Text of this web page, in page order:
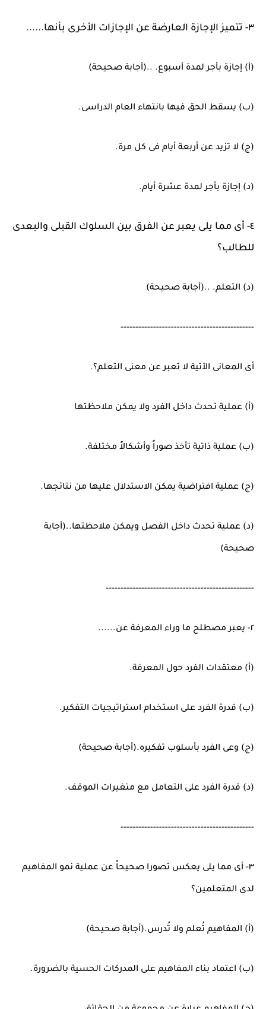
٣- تتميز الإجازة العارضة عن الإجازات الأخرى بأنها......
(أ) إجازة بأجر لمدة أسبوع. ..(أجابة صحيحة)
(ب) يسقط الحق فيها بانتهاء العام الدراسى.
(ج) لا تزيد عن أربعة أيام فى كل مرة.
(د) إجازة بأجر لمدة عشرة أيام.
٤- أى مما يلى يعبر عن الفرق بين السلوك القبلى والبعدى
للطالب؟
(د) التعلم. ..(أجابة صحيحة)
---------------------------------------------
أى المعانى الآتية لا تعبر عن معنى التعلم؟.
(أ) عملية تحدث داخل الفرد ولا يمكن ملاحظتها
(ب) عملية ذاتية تأخذ صوراً وأشكالاً مختلفة.
(ج) عملية افتراضية يمكن الاستدلال عليها من نتائجها.
(د) عملية تحدث داخل الفصل ويمكن ملاحظتها..(أجابة
صحيحة)
--------------------------------------------------
٢- يعبر مصطلح ما وراء المعرفة عن......
(أ) معتقدات الفرد حول المعرفة.
(ب) قدرة الفرد على استخدام استراتيجيات التفكير.
(ج) وعى الفرد بأسلوب تفكيره.(أجابة صحيحة)
(د) قدرة الفرد على التعامل مع متغيرات الموقف.
---------------------------------------------
٣- أى مما يلى يعكس تصورا صحيحاً عن عملية نمو المفاهيم
لدى المتعلمين؟
(أ) المفاهيم تُعلم ولا تُدرس.(أجابة صحيحة)
(ب) اعتماد بناء المفاهيم على المدركات الحسية بالضرورة.